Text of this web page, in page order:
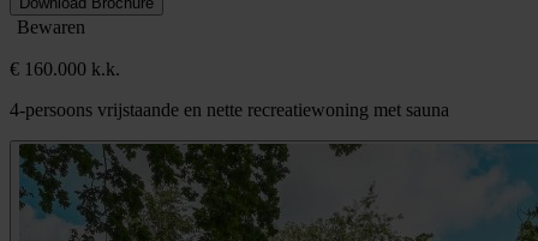
Bewaren
€ 160.000 k.k.
4-persoons vrijstaande en nette recreatiewoning met sauna